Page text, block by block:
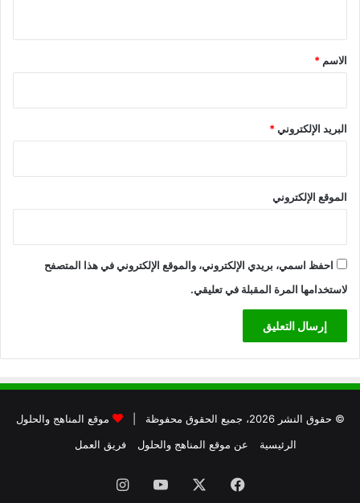
*
الاسم *
البريد الإلكتروني*
الموقع الإلكتروني
احفظ اسمي، بريدي الإلكتروني، والموقع الإلكتروني في هذا المتصفح
لاستخدامها المرة المقبلة في تعليقي.
© حقوق النشر 2026، جميع الحقوق محفوظة |
موقع المناهج والحلول
الرئيسية
عن موقع المناهج والحلول فريق العمل
فيسبوك يوتيوبانستقرام